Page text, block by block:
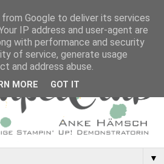
▼
Google to deliver its services
IP address and user-agent are
with performance and security
of service, generate usage
and address abuse.
MORE GOT IT